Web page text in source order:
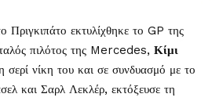
Πριγκιπάτο εκτυλίχθηκε το GP της
πιλότος της Mercedes, Κίμι
σερί νίκη του και σε συνδυασμό με το
και Σαρλ Λεκλέρ, εκτόξευσε τη